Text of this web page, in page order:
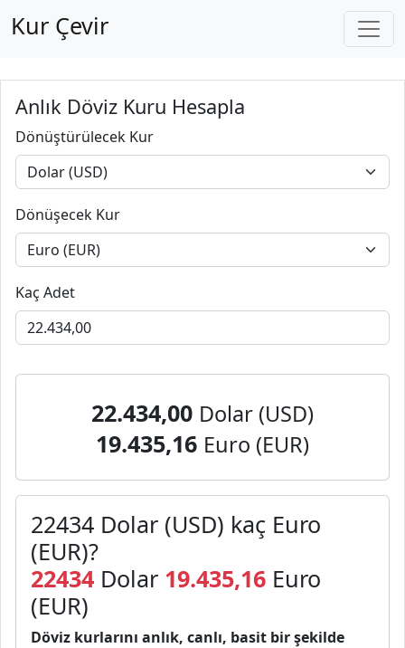
Kur Çevir
Anlık Döviz Kuru Hesapla
Dönüştürülecek Kur
Dönüşecek Kur
Kaç Adet
22.434,00 Dolar (USD)
19.435,16 Euro (EUR)
22434 Dolar (USD) kaç Euro
(EUR)?
22434 Dolar 19.435,16 Euro
(EUR)
Döviz kurlarını anlık, canlı, basit bir şekilde